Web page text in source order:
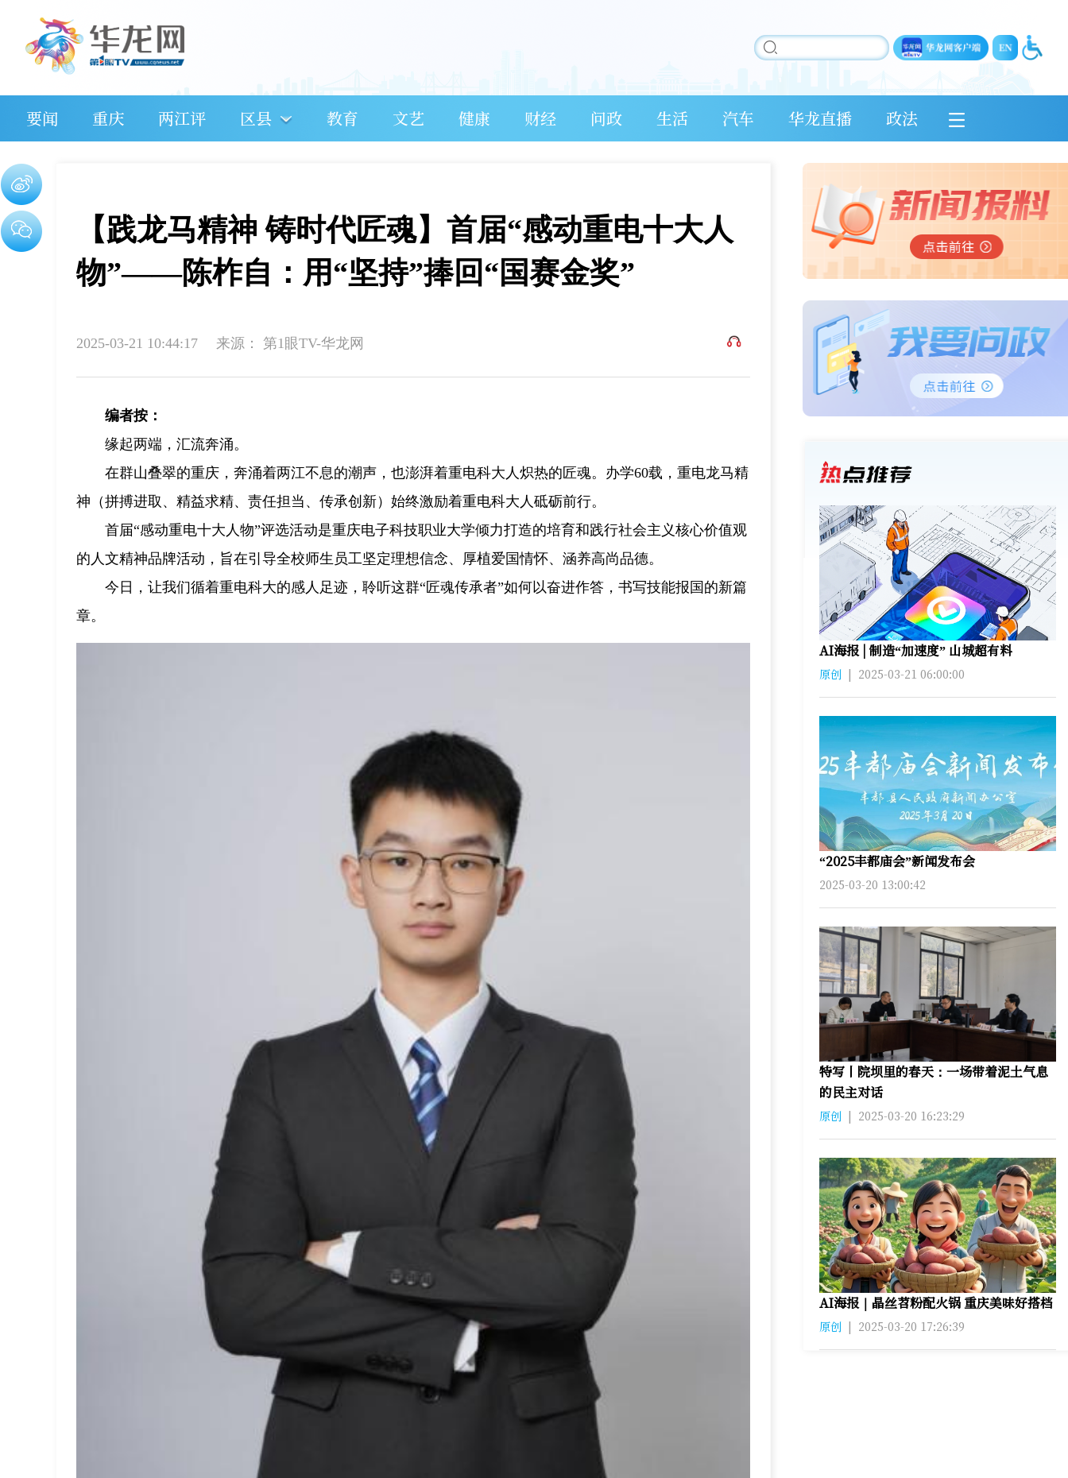
要闻 重庆 两江评 区县 教育 文艺 健康 财经 问政 生活 汽车 华龙直播 政法
【践龙马精神 铸时代匠魂】首届“感动重电十大人
物”——陈柞自：用“坚持”捧回“国赛金奖”
2025-03-21 10:44:17 来源： 第1眼TV-华龙网
编者按：
缘起两端，汇流奔涌。
在群山叠翠的重庆，奔涌着两江不息的潮声，也澎湃着重电科大人炽热的匠魂。办学60载，重电龙马精
神（拼搏进取、精益求精、责任担当、传承创新）始终激励着重电科大人砥砺前行。
首届“感动重电十大人物”评选活动是重庆电子科技职业大学倾力打造的培育和践行社会主义核心价值观
的人文精神品牌活动，旨在引导全校师生员工坚定理想信念、厚植爱国情怀、涵养高尚品德。
今日，让我们循着重电科大的感人足迹，聆听这群“匠魂传承者”如何以奋进作答，书写技能报国的新篇
章。
AI海报 | 制造“加速度” 山城超有料
原创 | 2025-03-21 06:00:00
“2025丰都庙会”新闻发布会
2025-03-20 13:00:42
特写丨院坝里的春天：一场带着泥土气息
的民主对话
原创 | 2025-03-20 16:23:29
AI海报｜晶丝苕粉配火锅 重庆美味好搭档
原创 | 2025-03-20 17:26:39